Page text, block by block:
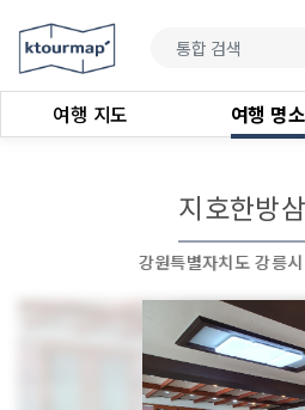
여행 지도 여행 명소
지호한방
강원특별자치도 강릉